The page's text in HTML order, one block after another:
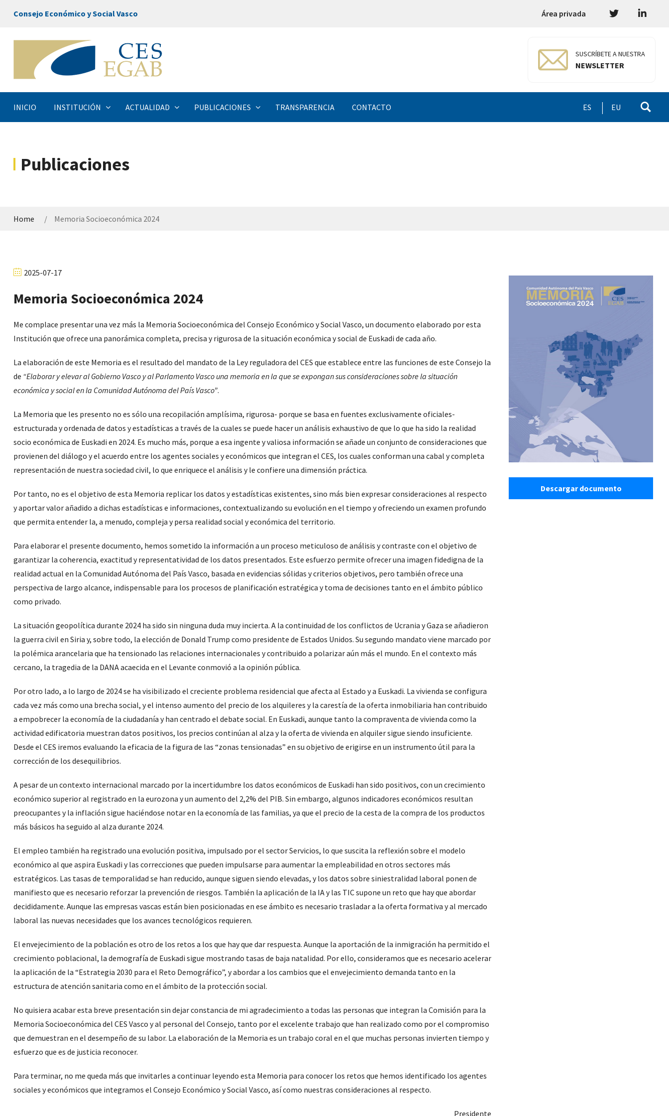
Consejo Económico y Social Vasco Área privada
SUSCRÍBETE A NUESTRA
NEWSLETTER
INICIO INSTITUCIÓN ACTUALIDAD PUBLICACIONES TRANSPARENCIA CONTACTO ES EU
Publicaciones
Home Memoria Socioeconómica 2024
2025-07-17
Memoria Socioeconómica 2024
Me complace presentar una vez más la Memoria Socioeconómica del Consejo Económico y Social Vasco, un documento elaborado por esta
Institución que ofrece una panorámica completa, precisa y rigurosa de la situación económica y social de Euskadi de cada año.
La elaboración de este Memoria es el resultado del mandato de la Ley reguladora del CES que establece entre las funciones de este Consejo la
de “Elaborar y elevar al Gobierno Vasco y al Parlamento Vasco una memoria en la que se expongan sus consideraciones sobre la situación
económica y social en la Comunidad Autónoma del País Vasco”.
La Memoria que les presento no es sólo una recopilación amplísima, rigurosa- porque se basa en fuentes exclusivamente oficiales-
estructurada y ordenada de datos y estadísticas a través de la cuales se puede hacer un análisis exhaustivo de que lo que ha sido la realidad
socio económica de Euskadi en 2024. Es mucho más, porque a esa ingente y valiosa información se añade un conjunto de consideraciones que
provienen del diálogo y el acuerdo entre los agentes sociales y económicos que integran el CES, los cuales conforman una cabal y completa
representación de nuestra sociedad civil, lo que enriquece el análisis y le confiere una dimensión práctica.
Por tanto, no es el objetivo de esta Memoria replicar los datos y estadísticas existentes, sino más bien expresar consideraciones al respecto
y aportar valor añadido a dichas estadísticas e informaciones, contextualizando su evolución en el tiempo y ofreciendo un examen profundo
que permita entender la, a menudo, compleja y persa realidad social y económica del territorio.
Para elaborar el presente documento, hemos sometido la información a un proceso meticuloso de análisis y contraste con el objetivo de
garantizar la coherencia, exactitud y representatividad de los datos presentados. Este esfuerzo permite ofrecer una imagen fidedigna de la
realidad actual en la Comunidad Autónoma del País Vasco, basada en evidencias sólidas y criterios objetivos, pero también ofrece una
perspectiva de largo alcance, indispensable para los procesos de planificación estratégica y toma de decisiones tanto en el ámbito público
como privado.
La situación geopolítica durante 2024 ha sido sin ninguna duda muy incierta. A la continuidad de los conflictos de Ucrania y Gaza se añadieron
la guerra civil en Siria y, sobre todo, la elección de Donald Trump como presidente de Estados Unidos. Su segundo mandato viene marcado por
la polémica arancelaria que ha tensionado las relaciones internacionales y contribuido a polarizar aún más el mundo. En el contexto más
cercano, la tragedia de la DANA acaecida en el Levante conmovió a la opinión pública.
Por otro lado, a lo largo de 2024 se ha visibilizado el creciente problema residencial que afecta al Estado y a Euskadi. La vivienda se configura
cada vez más como una brecha social, y el intenso aumento del precio de los alquileres y la carestía de la oferta inmobiliaria han contribuido
a empobrecer la economía de la ciudadanía y han centrado el debate social. En Euskadi, aunque tanto la compraventa de vivienda como la
actividad edificatoria muestran datos positivos, los precios continúan al alza y la oferta de vivienda en alquiler sigue siendo insuficiente.
Desde el CES iremos evaluando la eficacia de la figura de las “zonas tensionadas” en su objetivo de erigirse en un instrumento útil para la
corrección de los desequilibrios.
A pesar de un contexto internacional marcado por la incertidumbre los datos económicos de Euskadi han sido positivos, con un crecimiento
económico superior al registrado en la eurozona y un aumento del 2,2% del PIB. Sin embargo, algunos indicadores económicos resultan
preocupantes y la inflación sigue haciéndose notar en la economía de las familias, ya que el precio de la cesta de la compra de los productos
más básicos ha seguido al alza durante 2024.
El empleo también ha registrado una evolución positiva, impulsado por el sector Servicios, lo que suscita la reflexión sobre el modelo
económico al que aspira Euskadi y las correcciones que pueden impulsarse para aumentar la empleabilidad en otros sectores más
estratégicos. Las tasas de temporalidad se han reducido, aunque siguen siendo elevadas, y los datos sobre siniestralidad laboral ponen de
manifiesto que es necesario reforzar la prevención de riesgos. También la aplicación de la IA y las TIC supone un reto que hay que abordar
decididamente. Aunque las empresas vascas están bien posicionadas en ese ámbito es necesario trasladar a la oferta formativa y al mercado
laboral las nuevas necesidades que los avances tecnológicos requieren.
El envejecimiento de la población es otro de los retos a los que hay que dar respuesta. Aunque la aportación de la inmigración ha permitido el
crecimiento poblacional, la demografía de Euskadi sigue mostrando tasas de baja natalidad. Por ello, consideramos que es necesario acelerar
la aplicación de la “Estrategia 2030 para el Reto Demográfico”, y abordar a los cambios que el envejecimiento demanda tanto en la
estructura de atención sanitaria como en el ámbito de la protección social.
No quisiera acabar esta breve presentación sin dejar constancia de mi agradecimiento a todas las personas que integran la Comisión para la
Memoria Socioeconómica del CES Vasco y al personal del Consejo, tanto por el excelente trabajo que han realizado como por el compromiso
que demuestran en el desempeño de su labor. La elaboración de la Memoria es un trabajo coral en el que muchas personas invierten tiempo y
esfuerzo que es de justicia reconocer.
Para terminar, no me queda más que invitarles a continuar leyendo esta Memoria para conocer los retos que hemos identificado los agentes
sociales y económicos que integramos el Consejo Económico y Social Vasco, así como nuestras consideraciones al respecto.
Presidente
Descargar documento